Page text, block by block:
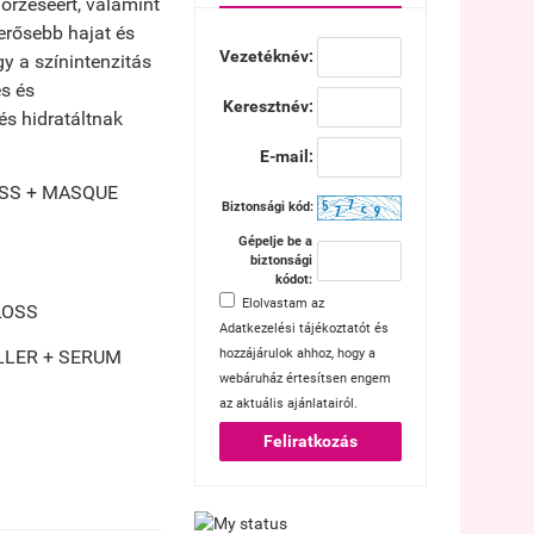
hajat és
a színintenzitás
és
hidratáltnak
+ MASQUE
+ SERUM
Vezetéknév:
Keresztnév:
E-mail:
Biztonsági kód:
Gépelje be a
biztonsági
kódot:
Elolvastam az
Adatkezelési tájékoztatótés
hozzájárulok ahhoz, hogy a
webáruház értesítsen engem
az aktuális ajánlatairól.
Feliratkozás